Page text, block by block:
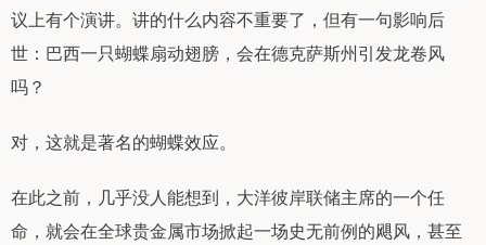
议上有个演讲。讲的什么内容不重要了，但有一句影响后
世：巴西一只蝴蝶扇动翅膀，会在德克萨斯州引发龙卷风
吗？
对，这就是著名的蝴蝶效应。
在此之前，几乎没人能想到，大洋彼岸联储主席的一个任
命，就会在全球贵金属市场掀起一场史无前例的飓风，甚至